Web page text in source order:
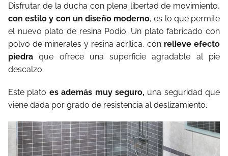
Disfrutar de la ducha con plena libertad de movimiento,
con estilo y con un diseño moderno, es lo que permite
el nuevo plato de resina Podio. Un plato fabricado con
polvo de minerales y resina acrílica, con relieve efecto
piedra que ofrece una superficie agradable al pie
descalzo.
Este plato es además muy seguro, una seguridad que
viene dada por grado de resistencia al deslizamiento.